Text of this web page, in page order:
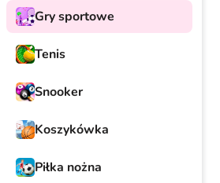
Gry sportowe
Tenis
Snooker
Koszykówka
Piłka nożna